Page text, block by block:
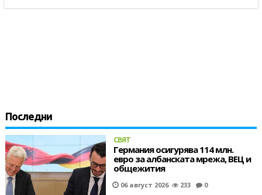
Последни
СВЯТ
Германия осигурява 114 млн.
евро за албанската мрежа, ВЕЦ и
общежития
06 август 2026 233 0